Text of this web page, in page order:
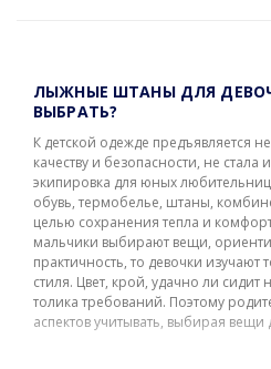
ЛЫЖНЫЕ ШТАНЫ ДЛЯ
ВЫБРАТЬ?
К детской одежде предъявляется
качеству и безопасности, не
экипировка для юных
обувь, термобелье, штаны,
целью сохранения тепла и
мальчики выбирают вещи,
практичность, то девочки
стиля. Цвет, крой, удачно ли
толика требований. Поэтому
аспектов учитывать, выбирая вещи